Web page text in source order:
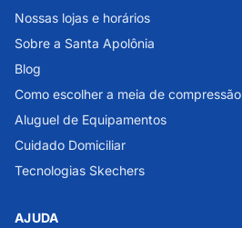
Nossas lojas e horários
Sobre a Santa Apolônia
Blog
Como escolher a meia de compressão
Aluguel de Equipamentos
Cuidado Domiciliar
Tecnologias Skechers
AJUDA